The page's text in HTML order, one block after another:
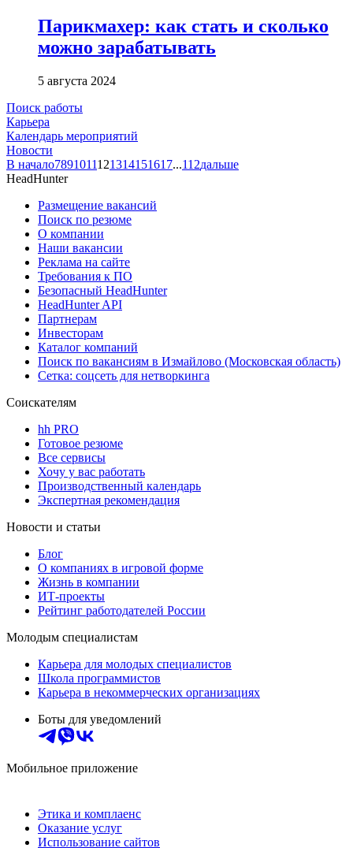
Парикмахер: как стать и сколько
можно зарабатывать
5 августа 2024
Поиск работы
Карьера
Календарь мероприятий
Новости
В начало7891011121314151617...112дальше
HeadHunter
Размещение вакансий
Поиск по резюме
О компании
Наши вакансии
Реклама на сайте
Требования к ПО
Безопасный HeadHunter
HeadHunter API
Партнерам
Инвесторам
Каталог компаний
Поиск по вакансиям в Измайлово (Московская область)
Сетка: соцсеть для нетворкинга
Соискателям
hh PRO
Готовое резюме
Все сервисы
Хочу у вас работать
Производственный календарь
Экспертная рекомендация
Новости и статьи
Блог
О компаниях в игровой форме
Жизнь в компании
ИТ-проекты
Рейтинг работодателей России
Молодым специалистам
Карьера для молодых специалистов
Школа программистов
Карьера в некоммерческих организациях
Боты для уведомлений
Мобильное приложение
Этика и комплаенс
Оказание услуг
Использование сайтов